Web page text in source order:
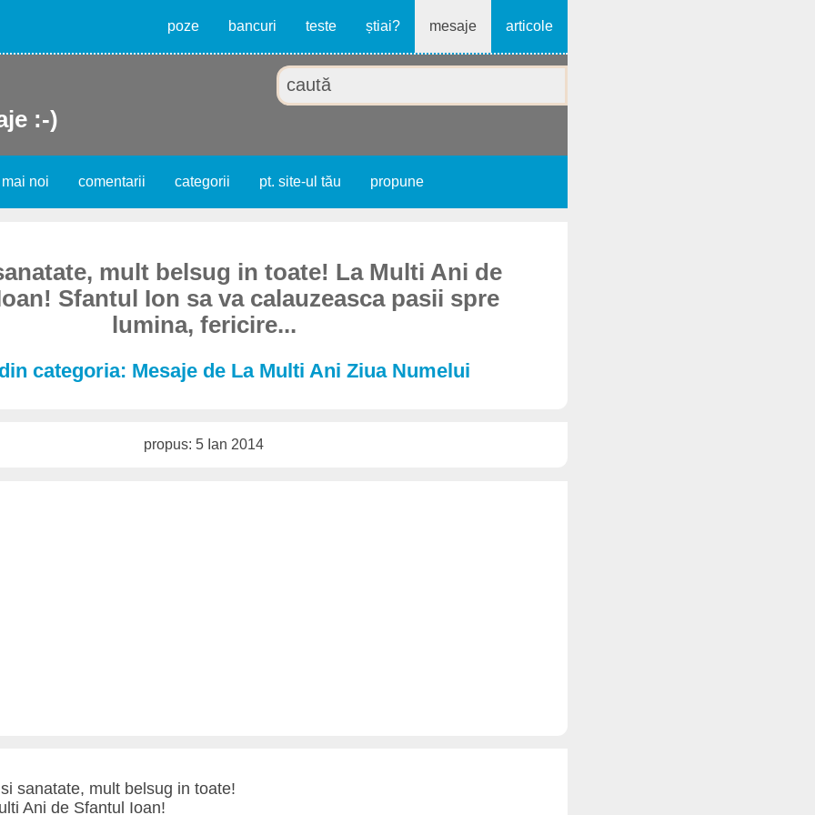
poze bancuri teste știai? mesaje articole
:-)
noi comentarii categorii pt. site-ul tău propune
mult belsug in toate! La Multi Ani de
Sfantul Ion sa va calauzeasca pasii spre
lumina, fericire...
categoria: Mesaje de La Multi Ani Ziua Numelui
propus: 5 Ian 2014
sanatate, mult belsug in toate!
Ani de Sfantul Ioan!